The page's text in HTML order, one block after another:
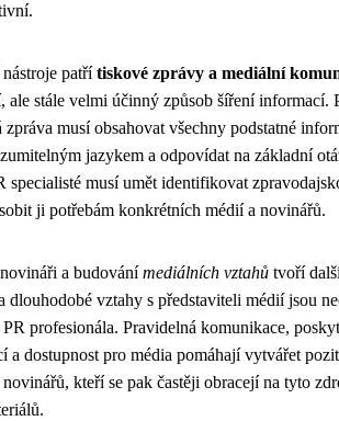
patřítiskové zprávy a mediální
ale stále velmi účinný způsob šíření informací.
zpráva musí obsahovat všechny podstatné
jazykem a odpovídat na základní
specialisté musí umět identifikovat
ji potřebám konkrétních médií a novinářů.
a budovánímediálních vztahů tvoří
dlouhodobé vztahy s představiteli médií jsou
profesionála. Pravidelná komunikace,
a dostupnost pro média pomáhají vytvářet
kteří se pak častěji obracejí na tyto